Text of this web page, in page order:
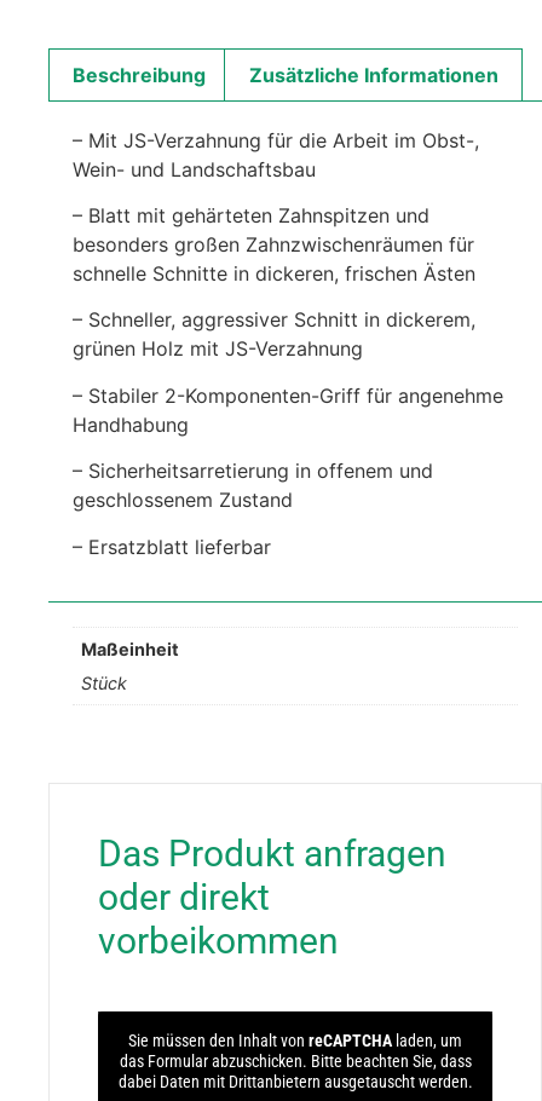
Beschreibung Zusätzliche Informationen
– Mit JS-Verzahnung für die Arbeit im Obst-,
Wein- und Landschaftsbau
– Blatt mit gehärteten Zahnspitzen und
besonders großen Zahnzwischenräumen für
schnelle Schnitte in dickeren, frischen Ästen
– Schneller, aggressiver Schnitt in dickerem,
grünen Holz mit JS-Verzahnung
– Stabiler 2-Komponenten-Griff für angenehme
Handhabung
– Sicherheitsarretierung in offenem und
geschlossenem Zustand
– Ersatzblatt lieferbar
Maßeinheit
Stück
Das Produkt anfragen
oder direkt
vorbeikommen
Sie müssen den Inhalt von reCAPTCHA laden, um
das Formular abzuschicken. Bitte beachten Sie, dass
dabei Daten mit Drittanbietern ausgetauscht werden.